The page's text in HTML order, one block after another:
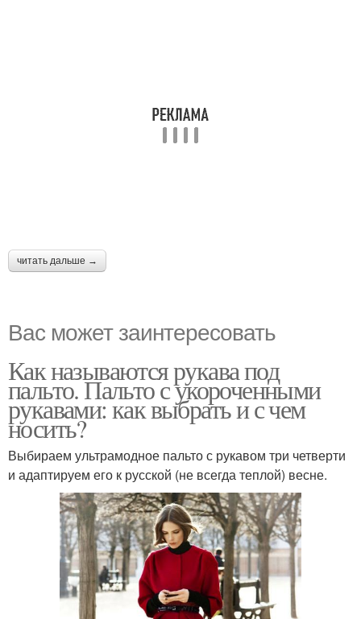
читать дальше →
Вас может заинтересовать
Как называются рукава под
пальто. Пальто с укороченными
рукавами: как выбрать и с чем
носить?
Выбираем ультрамодное пальто с рукавом три четверти
и адаптируем его к русской (не всегда теплой) весне.